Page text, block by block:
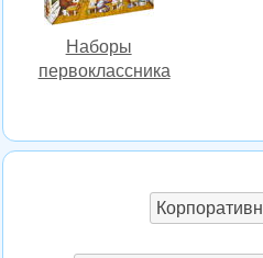
Наборы
первоклассника